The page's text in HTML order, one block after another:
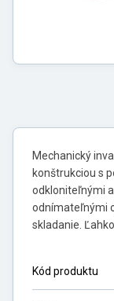
Mechanický
konštrukciou s
odkloniteľnými
odnímateľnými
skladanie.
Kód produktu